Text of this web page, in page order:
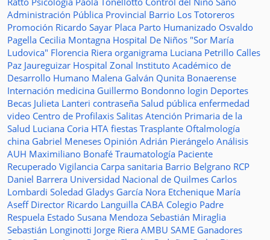
Administración Pública Provincial Barrio Los Totoreros
Promoción Ricardo Sayar Placa Parto Humanizado Osvaldo
Pagella Cecilia Montagna Hospital De Niños "Sor María
Ludovica" Florencia Riera organigrama Luciana Petrillo Calles
Paz Jaureguizar Hospital Zonal Instituto Académico de
Desarrollo Humano Malena Galván Qunita Bonaerense
Internación medicina Guillermo Bondonno login Deportes
Becas Julieta Lanteri contraseña Salud pública enfermedad
video Centro de Profilaxis Salitas Atención Primaria de la
Salud Luciana Coria HTA fiestas Trasplante Oftalmología
china Gabriel Meneses Opinión Adrián Pierángelo Análisis
AUH Maximiliano Bonafé Traumatología Paciente
Recuperado Vigilancia Carpa sanitaria Barrio Belgrano RCP
Daniel Barrera Universidad Nacional de Quilmes Carlos
Lombardi Soledad Gladys García Nora Etchenique María
Aseff Director Ricardo Languilla CABA Colegio Padre
Respuela Estado Susana Mendoza Sebastián Miraglia
Sebastián Longinotti Jorge Riera AMBU SAME Ganadores